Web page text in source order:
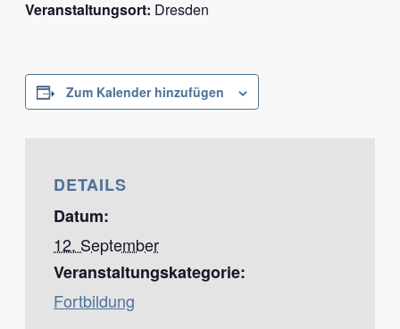
Veranstaltungsort: Dresden
Zum Kalender hinzufügen
DETAILS
Datum:
12. September
Veranstaltungskategorie:
Fortbildung